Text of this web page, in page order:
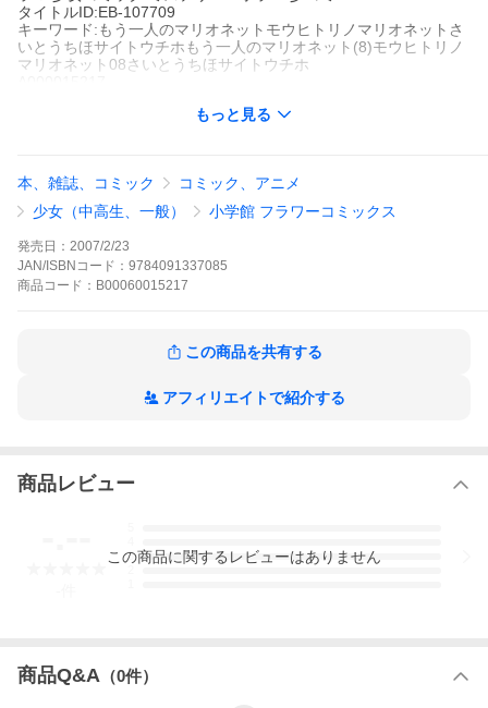
タイトルID:EB-107709
キーワード:もう一人のマリオネットモウヒトリノマリオネットさ
いとうちほサイトウチホもう一人のマリオネット(8)モウヒトリノ
マリオネット08さいとうちほサイトウチホ
マ
少女コミック ミステリー・ホラー 少コミ
神の存在を消し、完全になりかわるべく、建は舞台で才能を発揮
する。一方、七生は建にも魅かれている自分に気づく。神と建の
運命をかけて、舞台は幕を上げる…!!
もう一人のマリオネットの作品をもっと見る
もっと見る
本、雑誌、コミック
コミック、アニメ
少女（中高生、一般）
小学館 フラワーコミックス
発売日： 2007/2/23
JAN/ISBNコード： 9784091337085
商品 コード： B00060015217
この商品を共有する
アフィリエイトで紹介する
商品レビュー
3
この商品に関するレビューはありません
商品Q&A （0件）